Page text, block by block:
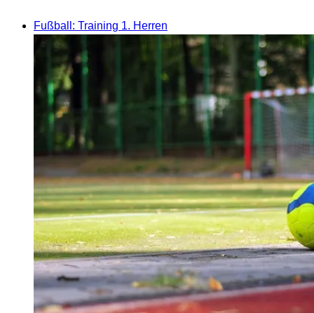
Fußball: Training 1. Herren